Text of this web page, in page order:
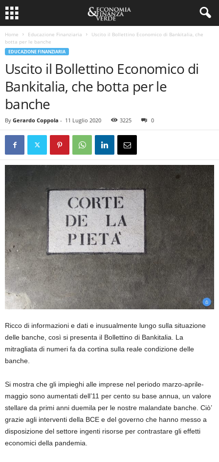
Home Educazione Finanziaria
Uscito il Bollettino Economico di Bankitalia, che
botta per le banche
EDUCAZIONE FINANZIARIA
Uscito il Bollettino Economico di
Bankitalia, che botta per le
banche
By Gerardo Coppola - 11 Luglio 2020 3225 0
Ricco di informazioni e dati e inusualmente lungo sulla situazione
delle banche, così si presenta il Bollettino di Bankitalia. La
mitragliata di numeri fa da cortina sulla reale condizione delle
banche.
Si mostra che gli impieghi alle imprese nel periodo marzo-aprile-
maggio sono aumentati dell’11 per cento su base annua, un valore
stellare da primi anni duemila per le nostre malandate banche. Ciò’
grazie agli interventi della BCE e del governo che hanno messo a
disposizione del settore ingenti risorse per contrastare gli effetti
economici della pandemia.